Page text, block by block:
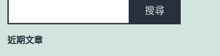
搜尋
近期文章